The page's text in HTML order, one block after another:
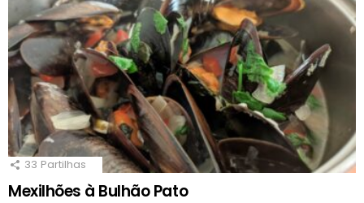
33 Partilhas
Mexilhões à Bulhão Pato